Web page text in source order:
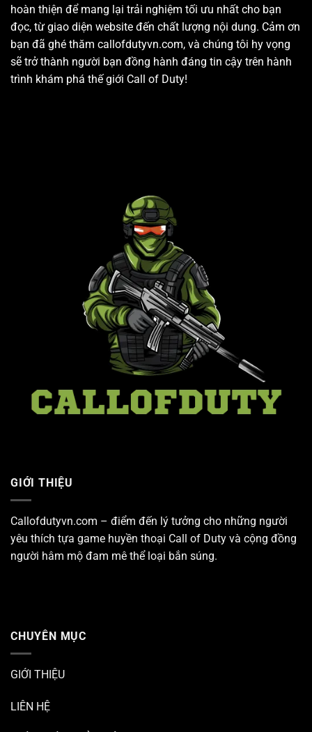
hoàn thiện để mang lại trải nghiệm tối ưu nhất cho bạn
đọc, từ giao diện website đến chất lượng nội dung. Cảm ơn
bạn đã ghé thăm callofdutyvn.com, và chúng tôi hy vọng
sẽ trở thành người bạn đồng hành đáng tin cậy trên hành
trình khám phá thế giới Call of Duty!
GIỚI THIỆU
Callofdutyvn.com – điểm đến lý tưởng cho những người
yêu thích tựa game huyền thoại Call of Duty và cộng đồng
người hâm mộ đam mê thể loại bắn súng.
CHUYÊN MỤC
GIỚI THIỆU
LIÊN HỆ